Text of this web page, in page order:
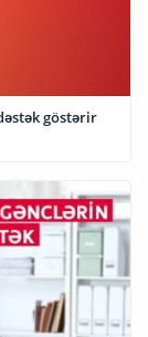
dəstək göstərir